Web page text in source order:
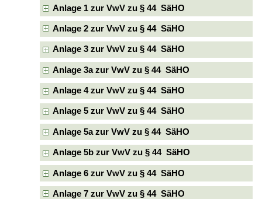
Anlage 1 zur VwV zu § 44 SäHO
Anlage 2 zur VwV zu § 44 SäHO
Anlage 3 zur VwV zu § 44 SäHO
Anlage 3a zur VwV zu § 44 SäHO
Anlage 4 zur VwV zu § 44 SäHO
Anlage 5 zur VwV zu § 44 SäHO
Anlage 5a zur VwV zu § 44 SäHO
Anlage 5b zur VwV zu § 44 SäHO
Anlage 6 zur VwV zu § 44 SäHO
Anlage 7 zur VwV zu § 44 SäHO